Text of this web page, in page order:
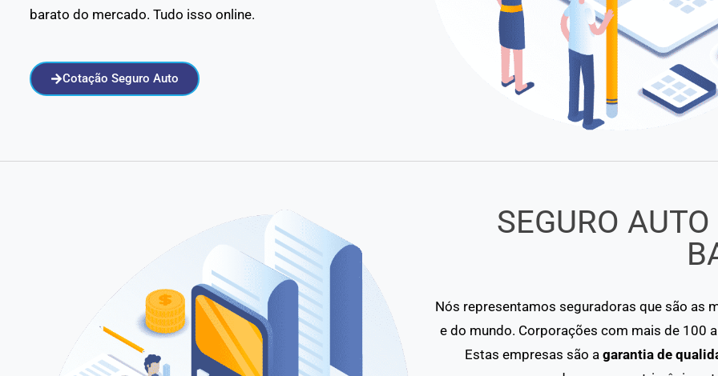
barato do mercado. Tudo isso online.
Cotação Seguro Auto
SEGURO
Nós representamos seguradoras que são as
e do mundo. Corporações com mais de 100
Estas empresas são a garantia de